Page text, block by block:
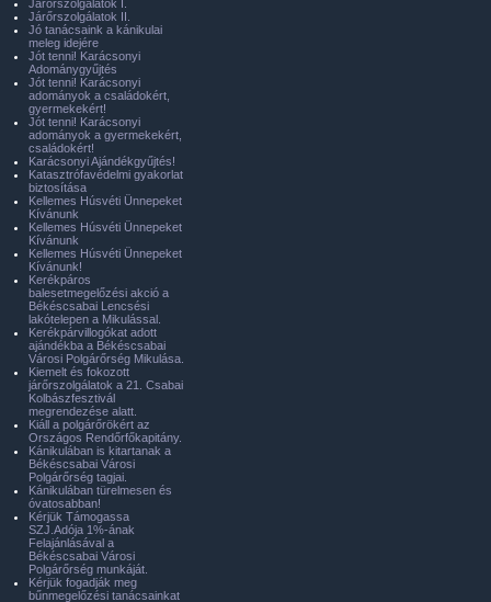
Járőrszolgálatok I.
Járőrszolgálatok II.
Jó tanácsaink a kánikulai
meleg idejére
Jót tenni! Karácsonyi
Adománygyűjtés
Jót tenni! Karácsonyi
adományok a családokért,
gyermekekért!
Jót tenni! Karácsonyi
adományok a gyermekekért,
családokért!
Karácsonyi Ajándékgyűjtés!
Katasztrófavédelmi gyakorlat
biztosítása
Kellemes Húsvéti Ünnepeket
Kívánunk
Kellemes Húsvéti Ünnepeket
Kívánunk
Kellemes Húsvéti Ünnepeket
Kívánunk!
Kerékpáros
balesetmegelőzési akció a
Békéscsabai Lencsési
lakótelepen a Mikulással.
Kerékpárvillogókat adott
ajándékba a Békéscsabai
Városi Polgárőrség Mikulása.
Kiemelt és fokozott
járőrszolgálatok a 21. Csabai
Kolbászfesztivál
megrendezése alatt.
Kiáll a polgárőrökért az
Országos Rendőrfőkapitány.
Kánikulában is kitartanak a
Békéscsabai Városi
Polgárőrség tagjai.
Kánikulában türelmesen és
óvatosabban!
Kérjük Támogassa
SZJ.Adója 1%-ának
Felajánlásával a
Békéscsabai Városi
Polgárőrség munkáját.
Kérjük fogadják meg
bűnmegelőzési tanácsainkat